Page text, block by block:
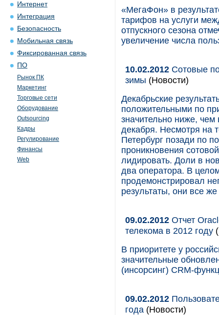
Интернет
Интеграция
Безопасность
Мобильная связь
Фиксированная связь
ПО
Рынок ПК
Маркетинг
Торговые сети
Оборудование
Outsourcing
Кадры
Регулирование
Финансы
Web
«МегаФон» в
тарифов на услуги
отпускного сезона
увеличение числа
10.02.2012 Сотовые
зимы (Новости)
Декабрьские
положительными по
значительно ниже,
декабря. Несмотря на
Петербург позади по
проникновения
лидировать. Доли в
два оператора. В
продемонстрировал
результаты, они все
09.02.2012 Отчет
телекома в 2012 году
В приоритете у
значительные
(инсорсинг) CRM-
09.02.2012
года (Новости)